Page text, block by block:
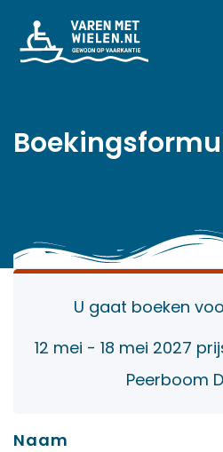
U gaat boeken
12 mei - 18 mei 2027
Peerboom
Naam